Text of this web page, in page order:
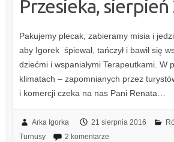
Przesieka, sierpień
Pakujemy plecak, zabieramy misia i
aby Igorek śpiewał, tańczył i bawił się
dziećmi i wspaniałymi Terapeutkami. W
klimatach – zapomnianych przez
i komercji czeka na nas Pani Renata…
Arka Igorka 21 sierpnia 2016
Turnusy
2 komentarze